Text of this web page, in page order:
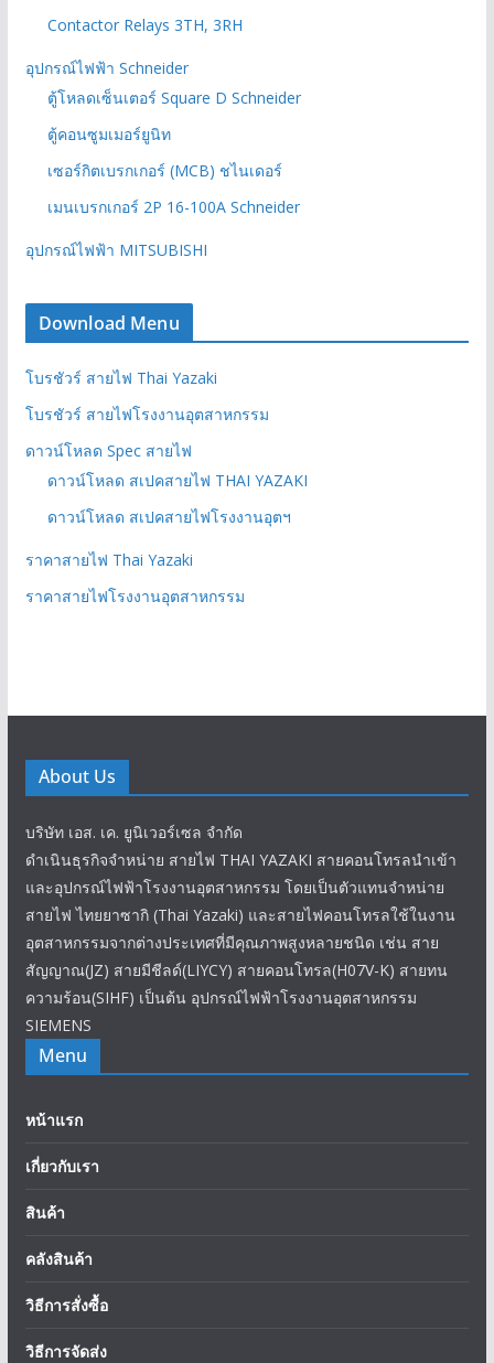
Contactor Relays 3TH, 3RH
อุปกรณ์ไฟฟ้า Schneider
ตู้โหลดเซ็นเตอร์ Square D Schneider
ตู้คอนซูมเมอร์ยูนิท
เซอร์กิตเบรกเกอร์ (MCB) ชไนเดอร์
เมนเบรกเกอร์ 2P 16-100A Schneider
อุปกรณ์ไฟฟ้า MITSUBISHI
Download Menu
โบรชัวร์ สายไฟ Thai Yazaki
โบรชัวร์ สายไฟโรงงานอุตสาหกรรม
ดาวน์โหลด Spec สายไฟ
ดาวน์โหลด สเปคสายไฟ THAI YAZAKI
ดาวน์โหลด สเปคสายไฟโรงงานอุตฯ
ราคาสายไฟ Thai Yazaki
ราคาสายไฟโรงงานอุตสาหกรรม
About Us
บริษัท เอส. เค. ยูนิเวอร์เซล จำกัด
ดำเนินธุรกิจจำหน่าย สายไฟ THAI YAZAKI สายคอนโทรลนำเข้า
และอุปกรณ์ไฟฟ้าโรงงานอุตสาหกรรม โดยเป็นตัวแทนจำหน่าย
สายไฟ ไทยยาซากิ (Thai Yazaki) และสายไฟคอนโทรลใช้ในงาน
อุตสาหกรรมจากต่างประเทศที่มีคุณภาพสูงหลายชนิด เช่น สาย
สัญญาณ(JZ) สายมีชีลด์(LIYCY) สายคอนโทรล(H07V-K) สายทน
ความร้อน(SIHF) เป็นต้น อุปกรณ์ไฟฟ้าโรงงานอุตสาหกรรม
SIEMENS
Menu
หน้าแรก
เกี่ยวกับเรา
สินค้า
คลังสินค้า
วิธีการสั่งซื้อ
วิธีการจัดส่ง